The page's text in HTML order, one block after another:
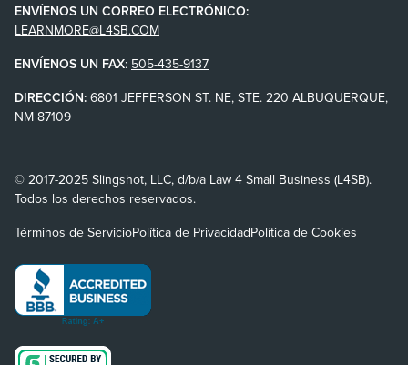
ENVÍENOS UN CORREO ELECTRÓNICO:
LEARNMORE@L4SB.COM
ENVÍENOS UN FAX: 505-435-9137
DIRECCIÓN: 6801 JEFFERSON ST. NE, STE. 220 ALBUQUERQUE,
NM 87109
© 2017-2025 Slingshot, LLC, d/b/a Law 4 Small Business (L4SB).
Todos los derechos reservados.
Términos de ServicioPolítica de PrivacidadPolítica de Cookies